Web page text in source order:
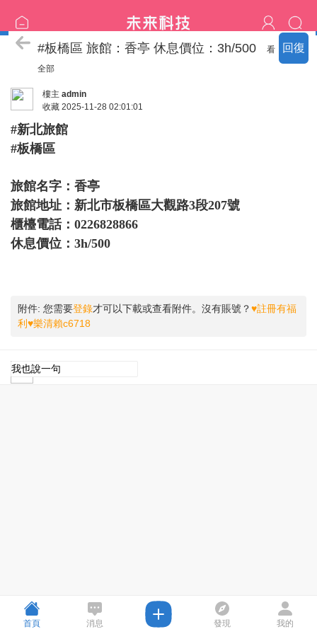
回復
安全旅館分享
#板橋區 旅館：香亭 休息價位：3h/500
看
全部
樓主 admin
收藏 2025-11-28 02:01:01
#新北旅館
#板橋區
旅館名字：香亭
旅館地址：新北市板橋區大觀路3段207號
櫃檯電話：0226828866
休息價位：3h/500
附件: 您需要登錄才可以下載或查看附件。沒有賬號？♥註冊有福
利♥樂清賴c6718
首頁 消息 發現 我的